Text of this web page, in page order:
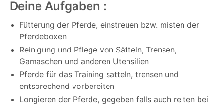
Deine Aufgaben :
Fütterung der Pferde, einstreuen bzw. misten der
Pferdeboxen
Reinigung und Pflege von Sätteln, Trensen,
Gamaschen und anderen Utensilien
Pferde für das Training satteln, trensen und
entsprechend vorbereiten
Longieren der Pferde, gegeben falls auch reiten bei